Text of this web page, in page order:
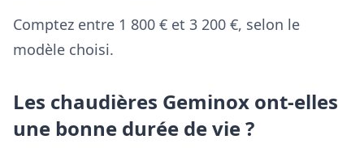
Comptez entre 1 800 € et 3 200 €, selon le
modèle choisi.
Les chaudières Geminox ont-elles
une bonne durée de vie ?